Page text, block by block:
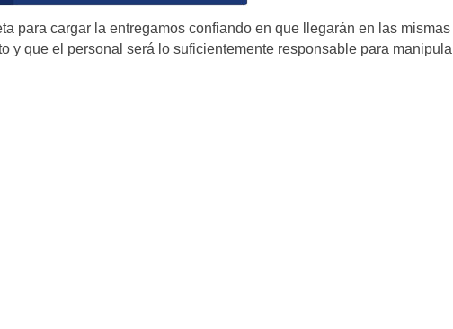
para cargar la entregamos confiando en que llegarán en las mismas
y que el personal será lo suficientemente responsable para